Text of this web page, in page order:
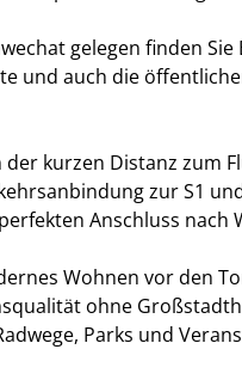
gelegen finden
und auch die
kurzen Distanz zum
zur S1
Anschluss nach
Wohnen vor den
ohne
Parks und